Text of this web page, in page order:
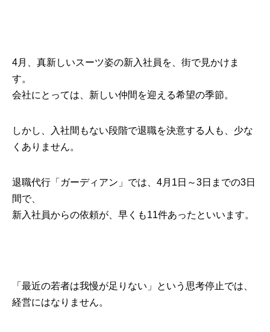
4月、真新しいスーツ姿の新入社員を、街で見かけま
す。
会社にとっては、新しい仲間を迎える希望の季節。
しかし、入社間もない段階で退職を決意する人も、少な
くありません。
退職代行「ガーディアン」では、4月1日～3日までの3日
間で、
新入社員からの依頼が、早くも11件あったといいます。
「最近の若者は我慢が足りない」という思考停止では、
経営にはなりません。